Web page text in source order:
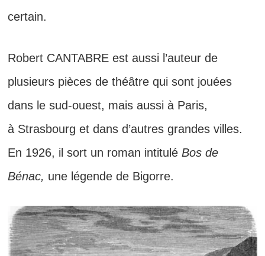
certain.
Robert CANTABRE est aussi l’auteur de
plusieurspièces de théâtre qui sontjouées
dans le sud-ouest, mais aussi à Paris,
à Strasbourg et dans d’autres grandes villes.
En 1926, il sort un roman intitulé Bos de
Bénac, une légende de Bigorre.